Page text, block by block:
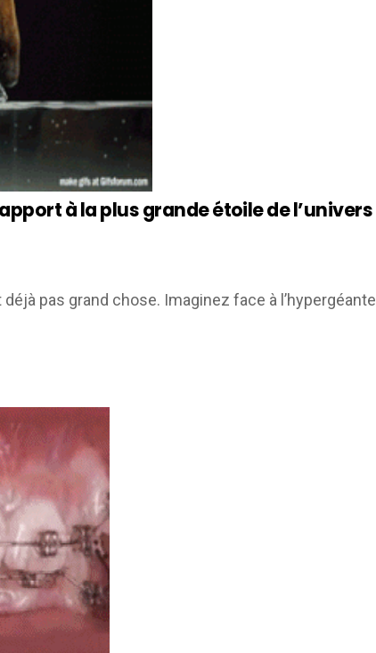
à la plus grande étoile de l’univers
déjà pas grand chose. Imaginez face à l’hypergéante